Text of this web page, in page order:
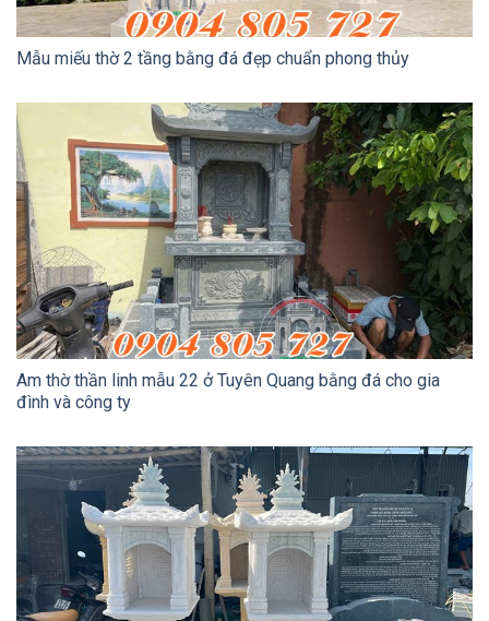
Mẫu miếu thờ 2 tầng bằng đá đẹp chuẩn phong thủy
Am thờ thần linh mẫu 22 ở Tuyên Quang bằng đá cho gia
đình và công ty